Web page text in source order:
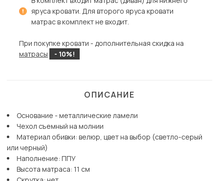
яруса кровати. Для второго яруса кровати
матрас в комплект не входит.
При покупке кровати - дополнительная скидка на
матрасы
- 10%!
ОПИСАНИЕ
Основание - металлические ламели
Чехол съемный на молнии
Материал обивки: велюр, цвет на выбор (светло-серый
или черный)
Наполнение: ППУ
Высота матраса: 11 см